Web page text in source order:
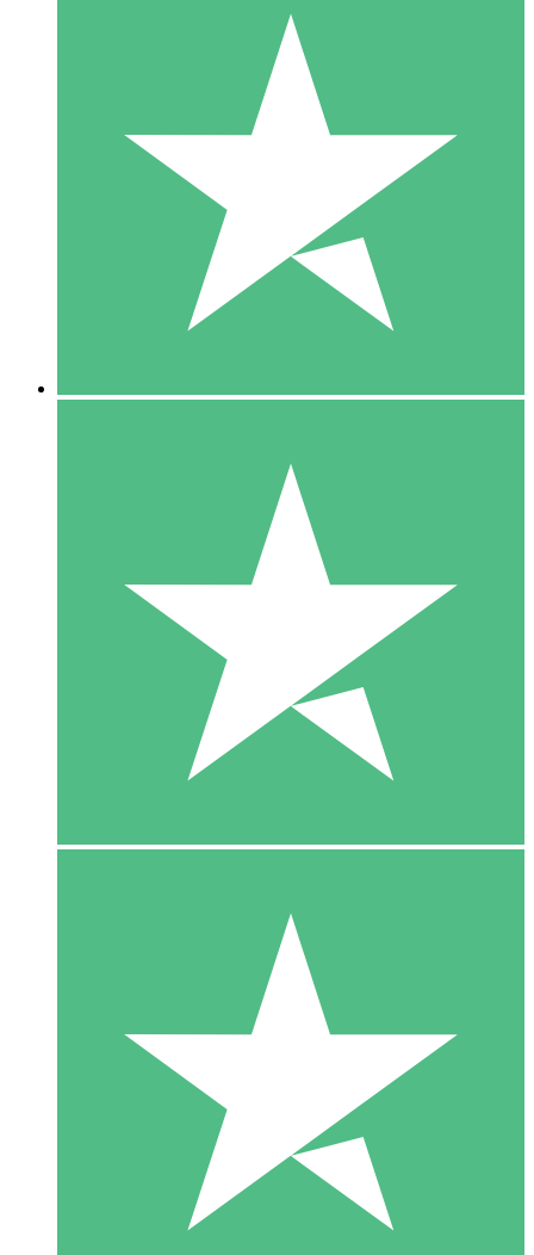
Packs de Crédits Individuels
Payez à l'utilisation avec des crédits de téléchargement. Sans
1 Téléchargement
10 00
10 Téléchargements
20 00